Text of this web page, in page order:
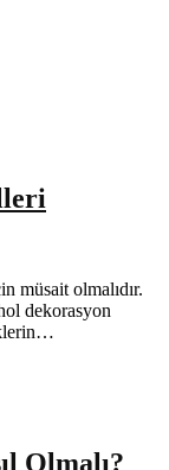
müsait olmalıdır.
dekorasyon
Olmalı?